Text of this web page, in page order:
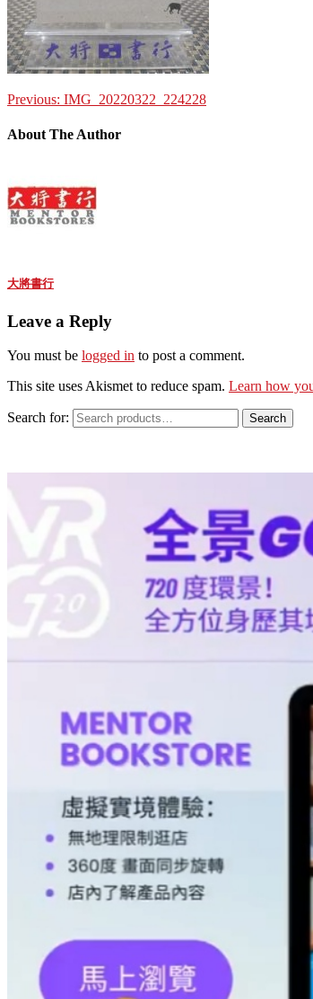
Previous: IMG_20220322_224228
About The Author
大將書行
Leave a Reply
You must be logged in to post a comment.
This site uses Akismet to reduce spam. Learn how
Search for: Search